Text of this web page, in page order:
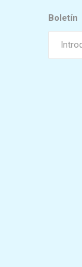
Boletín